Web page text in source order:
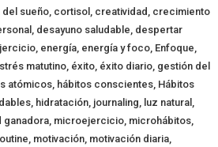
sueño cortisol creatividad crecimiento
desayuno saludable despertar
energía energía y foco Enfoque
matutino éxito éxito diario gestión del
atómicos hábitos conscientes Hábitos
hidratación journaling luz natural
ganadora microejercicio microhábitos
motivación motivación diaria